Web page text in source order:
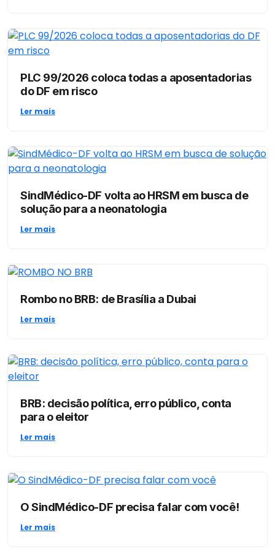
PLC 99/2026 coloca todas a aposentadorias
do DF em risco
Ler mais
SindMédico-DF volta ao HRSM em busca de
solução para a neonatologia
Ler mais
Rombo no BRB: de Brasília a Dubai
Ler mais
BRB: decisão política, erro público, conta
para o eleitor
Ler mais
O SindMédico-DF precisa falar com você!
Ler mais